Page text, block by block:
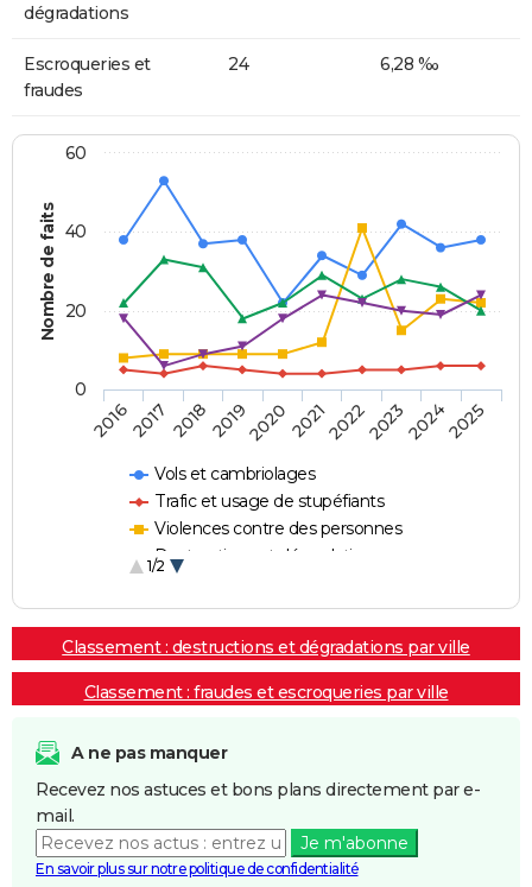
dégradations
Escroqueries et
fraudes
24 6,28 ‰
Nombre de faits
Vols et cambriolages
Trafic et usage de stupéfiants
Violences contre des personnes
Destructions et dégradations
1/2
20162017 20182019202020212022202320242025
0
20
40
60
Classement : destructions et dégradations par ville
Classement : fraudes et escroqueries par ville
A ne pas manquer
Recevez nos astuces et bons plans directement par e-
mail.
Je m'abonne
En savoir plus sur notre politique de confidentialité